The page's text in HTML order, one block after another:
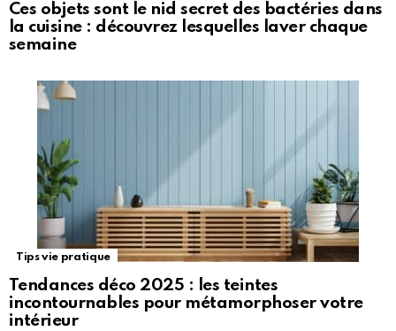
Ces objets sont le nid secret des bactéries dans
la cuisine : découvrez lesquelles laver chaque
semaine
Tips vie pratique
Tendances déco 2025 : les teintes
incontournables pour métamorphoser votre
intérieur